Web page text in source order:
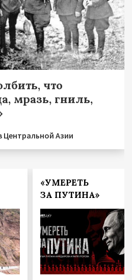
что
мразь, гниль,
Азии
«УМЕРЕТЬ
ЗА ПУТИНА»